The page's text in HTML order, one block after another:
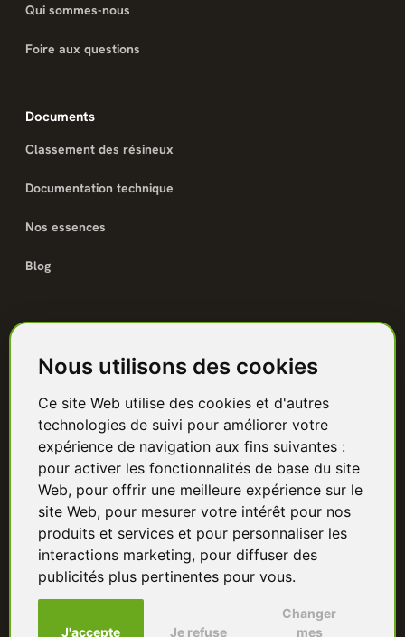
Nous utilisons des cookies
Ce site Web utilise des cookies et d'autres
technologies de suivi pour améliorer votre
expérience de navigation aux fins suivantes :
pour activer les fonctionnalités de base du site
Web, pour offrir une meilleure expérience sur le
site Web, pour mesurer votre intérêt pour nos
produits et services et pour personnaliser les
interactions marketing, pour diffuser des
publicités plus pertinentes pour vous.
J'accepte Je refuse
Changer
mes
Qui sommes-nous
Foire aux questions
Documents
Classement des résineux
Documentation technique
Nos essences
Blog
Terrasse bois
Bardage bois
Charpente & ossature
Quincaillerie
Panneaux & isolants
Granulés & bûches